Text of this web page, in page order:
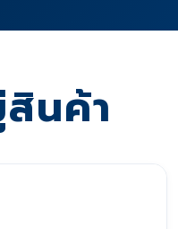
นค้า